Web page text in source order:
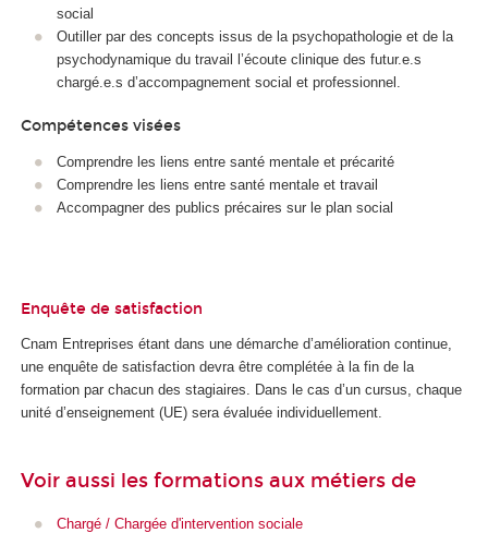
social
Outiller par des concepts issus de la psychopathologie et de la
psychodynamique du travail l’écoute clinique des futur.e.s
chargé.e.s d’accompagnement social et professionnel.
Compétences visées
Comprendre les liens entre santé mentale et précarité
Comprendre les liens entre santé mentale et travail
Accompagner des publics précaires sur le plan social
Enquête de satisfaction
Cnam Entreprises étant dans une démarche d’amélioration continue,
une enquête de satisfaction devra être complétée à la fin de la
formation par chacun des stagiaires. Dans le cas d’un cursus, chaque
unité d’enseignement (UE) sera évaluée individuellement.
Voir aussi les formations aux métiers de
Chargé / Chargée d'intervention sociale